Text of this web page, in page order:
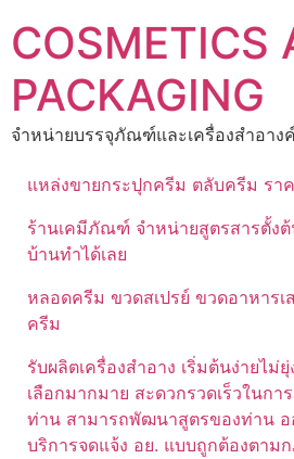
to
content
COSMETICS
PACKAGING
จำหน่ายบรรจุภัณฑ์และเครื่องสำอาง
แหล่งขายกระปุกครีม ตลับครีม รา
ร้านเคมีภัณฑ์ จำหน่ายสูตรสารตั้ง
บ้านทำได้เลย
หลอดครีม ขวดสเปรย์ ขวดอาหาร
ครีม
รับผลิตเครื่องสำอาง เริ่มต้นง่ายไม่
เลือกมากมาย สะดวกรวดเร็วในกา
ท่าน สามารถพัฒนาสูตรของท่าน อ
บริการจดแจ้ง อย. แบบถูกต้องตาม